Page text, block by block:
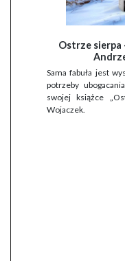
Ostrze sierpa
Sama fabuła jest
potrzeby
swojej książce
Wojaczek.